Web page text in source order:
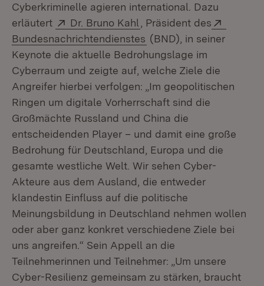
Cyberkriminelle agieren international. Dazu
erläutert
Extern:
Dr. Bruno Kahl (Öffnet in neuem Fenster)
, Präsident des
Bundesnachrichtendienstes (Öffnet in neuem
(BND), in seiner
Keynote die aktuelle Bedrohungslage im
Cyberraum und zeigte auf, welche Ziele die
Angreifer hierbei verfolgen: „Im geopolitischen
Ringen um digitale Vorherrschaft sind die
Großmächte Russland und China die
entscheidenden Player – und damit eine große
Bedrohung für Deutschland, Europa und die
gesamte westliche Welt. Wir sehen Cyber-
Akteure aus dem Ausland, die entweder
klandestin Einfluss auf die politische
Meinungsbildung in Deutschland nehmen wollen
oder aber ganz konkret verschiedene Ziele bei
uns angreifen.“ Sein Appell an die
Teilnehmerinnen und Teilnehmer: „Um unsere
Cyber-Resilienz gemeinsam zu stärken, braucht